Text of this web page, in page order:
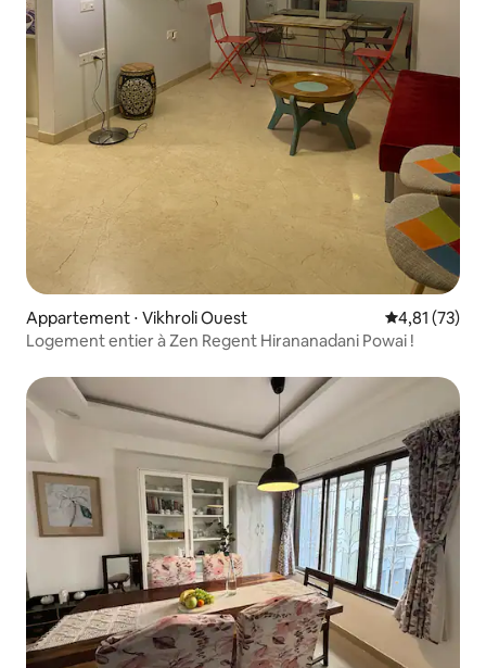
Appartement ⋅ Vikhroli Ouest Évaluation
4,81 (73)
Logement entier à Zen Regent Hirananadani Powai !